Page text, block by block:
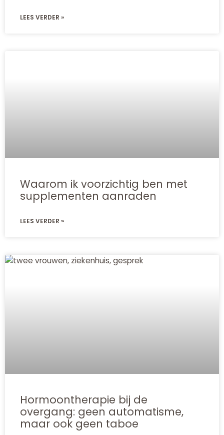
LEES VERDER »
Waarom ik voorzichtig ben met
supplementen aanraden
LEES VERDER »
Hormoontherapie bij de
overgang: geen automatisme,
maar ook geen taboe